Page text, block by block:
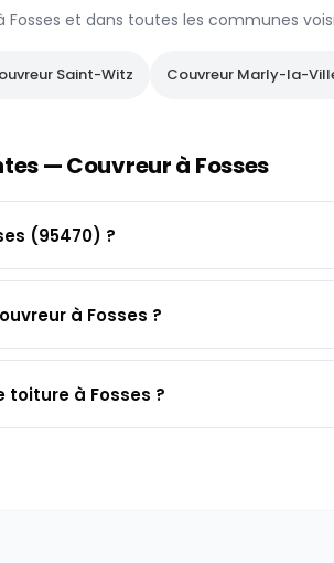
Fosses et dans toutes les communes
Saint-Witz Couvreur Marly-la-
— Couvreur à Fosses
(95470) ?
à Fosses ?
à Fosses ?